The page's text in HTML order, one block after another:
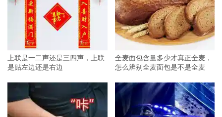
上联是一二声还是三四声，上联
是贴左边还是右边
全麦面包含量多少才真正全麦，
怎么辨别全麦面包是不是全麦